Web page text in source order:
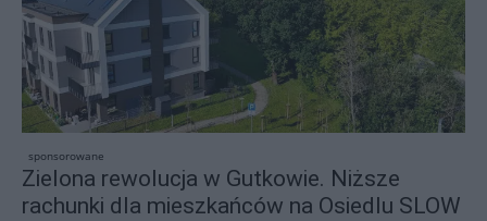
sponsorowane
Zielona rewolucja w Gutkowie. Niższe
rachunki dla mieszkańców na Osiedlu SLOW